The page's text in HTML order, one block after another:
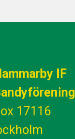
IF
17116